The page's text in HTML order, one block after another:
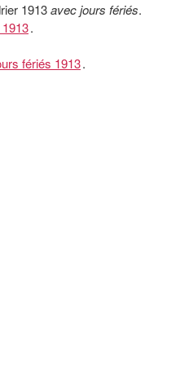
1913avec jours fériés.
.
fériés 1913.